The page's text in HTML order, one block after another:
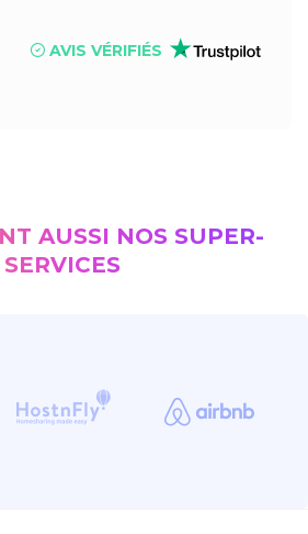
AVIS VÉRIFIÉS
AUSSI NOS SUPER-
SERVICES